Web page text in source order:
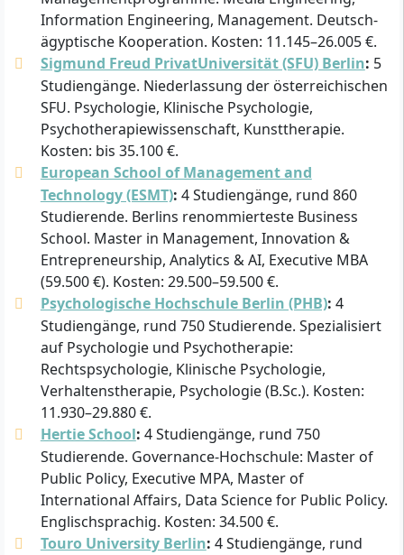
Information Engineering, Management. Deutsch-
ägyptische Kooperation. Kosten: 11.145–26.005 €.
Sigmund Freud PrivatUniversität (SFU) Berlin: 5
Studiengänge. Niederlassung der österreichischen
SFU. Psychologie, Klinische Psychologie,
Psychotherapiewissenschaft, Kunsttherapie.
Kosten: bis 35.100 €.
European School of Management and
Technology (ESMT): 4 Studiengänge, rund 860
Studierende. Berlins renommierteste Business
School. Master in Management, Innovation &
Entrepreneurship, Analytics & AI, Executive MBA
(59.500 €). Kosten: 29.500–59.500 €.
Psychologische Hochschule Berlin (PHB): 4
Studiengänge, rund 750 Studierende. Spezialisiert
auf Psychologie und Psychotherapie:
Rechtspsychologie, Klinische Psychologie,
Verhaltenstherapie, Psychologie (B.Sc.). Kosten:
11.930–29.880 €.
Hertie School: 4 Studiengänge, rund 750
Studierende. Governance-Hochschule: Master of
Public Policy, Executive MPA, Master of
International Affairs, Data Science for Public Policy.
Englischsprachig. Kosten: 34.500 €.
Touro University Berlin: 4 Studiengänge, rund